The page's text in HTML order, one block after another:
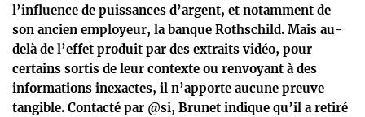
l’influence de puissances d’argent, et notamment de
son ancien employeur, la banque Rothschild. Mais au-
delà de l’effet produit par des extraits vidéo, pour
certains sortis de leur contexte ou renvoyant à des
informations inexactes, il n’apporte aucune preuve
tangible. Contacté par @si, Brunet indique qu’il a retiré